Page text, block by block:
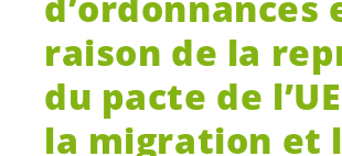
raison de la
du pacte de
la migration et